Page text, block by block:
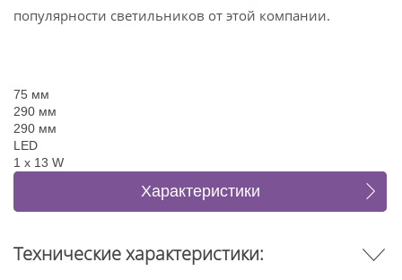
популярности светильников от этой компании.
75 мм
290 мм
290 мм
LED
1 x 13 W
Характеристики
Отзывы
Технические характеристики: